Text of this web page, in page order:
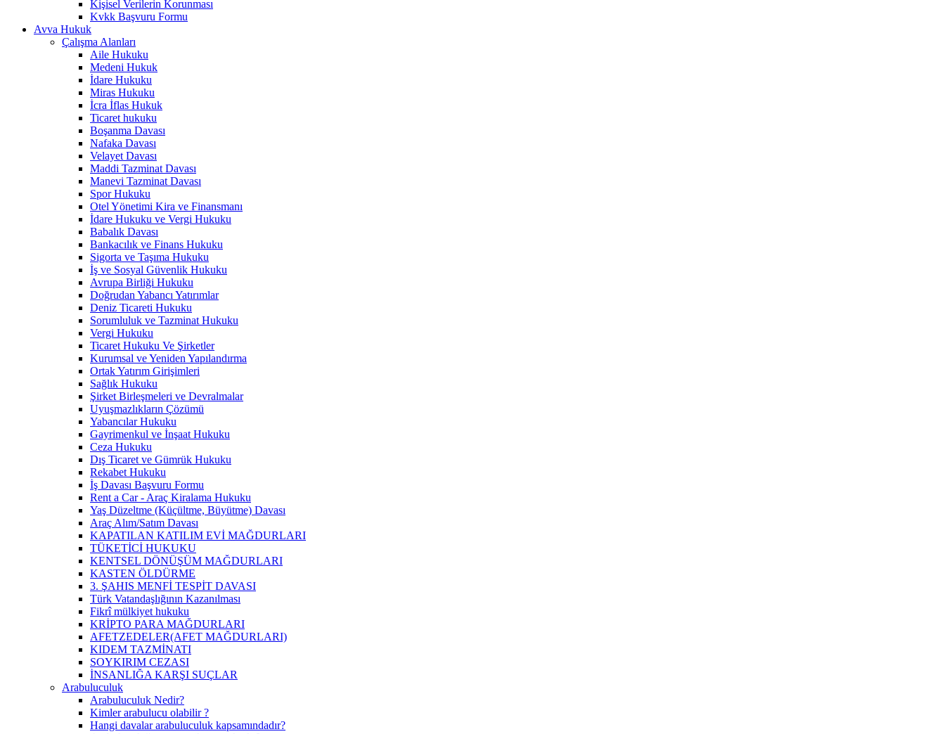
Kişisel Verilerin Korunması
Kvkk Başvuru Formu
Avva Hukuk
Çalışma Alanları
Aile Hukuku
Medeni Hukuk
İdare Hukuku
Miras Hukuku
İcra İflas Hukuk
Ticaret hukuku
Boşanma Davası
Nafaka Davası
Velayet Davası
Maddi Tazminat Davası
Manevi Tazminat Davası
Spor Hukuku
Otel Yönetimi Kira ve Finansmanı
İdare Hukuku ve Vergi Hukuku
Babalık Davası
Bankacılık ve Finans Hukuku
Sigorta ve Taşıma Hukuku
İş ve Sosyal Güvenlik Hukuku
Avrupa Birliği Hukuku
Doğrudan Yabancı Yatırımlar
Deniz Ticareti Hukuku
Sorumluluk ve Tazminat Hukuku
Vergi Hukuku
Ticaret Hukuku Ve Şirketler
Kurumsal ve Yeniden Yapılandırma
Ortak Yatırım Girişimleri
Sağlık Hukuku
Şirket Birleşmeleri ve Devralmalar
Uyuşmazlıkların Çözümü
Yabancılar Hukuku
Gayrimenkul ve İnşaat Hukuku
Ceza Hukuku
Dış Ticaret ve Gümrük Hukuku
Rekabet Hukuku
İş Davası Başvuru Formu
Rent a Car - Araç Kiralama Hukuku
Yaş Düzeltme (Küçültme, Büyütme) Davası
Araç Alım/Satım Davası
KAPATILAN KATILIM EVİ MAĞDURLARI
TÜKETİCİ HUKUKU
KENTSEL DÖNÜŞÜM MAĞDURLARI
KASTEN ÖLDÜRME
3. ŞAHIS MENFİ TESPİT DAVASI
Türk Vatandaşlığının Kazanılması
Fikrî mülkiyet hukuku
KRİPTO PARA MAĞDURLARI
AFETZEDELER(AFET MAĞDURLARI)
KIDEM TAZMİNATI
SOYKIRIM CEZASI
İNSANLIĞA KARŞI SUÇLAR
Arabuluculuk
Arabuluculuk Nedir?
Kimler arabulucu olabilir ?
Hangi davalar arabuluculuk kapsamındadır?